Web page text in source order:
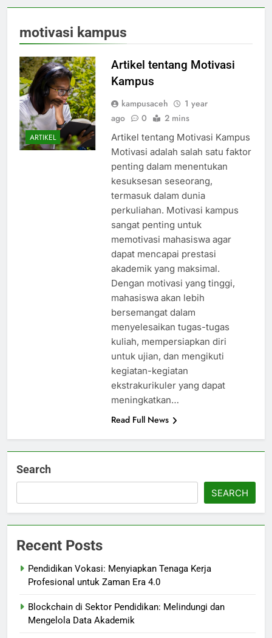
motivasi kampus
ARTIKEL
Artikel tentang Motivasi
Kampus
kampusaceh
1 year
ago
0 2 mins
Artikel tentang Motivasi Kampus
Motivasi adalah salah satu faktor
penting dalam menentukan
kesuksesan seseorang,
termasuk dalam dunia
perkuliahan. Motivasi kampus
sangat penting untuk
memotivasi mahasiswa agar
dapat mencapai prestasi
akademik yang maksimal.
Dengan motivasi yang tinggi,
mahasiswa akan lebih
bersemangat dalam
menyelesaikan tugas-tugas
kuliah, mempersiapkan diri
untuk ujian, dan mengikuti
kegiatan-kegiatan
ekstrakurikuler yang dapat
meningkatkan…
Read Full News
Search
SEARCH
Recent Posts
Pendidikan Vokasi: Menyiapkan Tenaga Kerja
Profesional untuk Zaman Era 4.0
Blockchain di Sektor Pendidikan: Melindungi dan
Mengelola Data Akademik